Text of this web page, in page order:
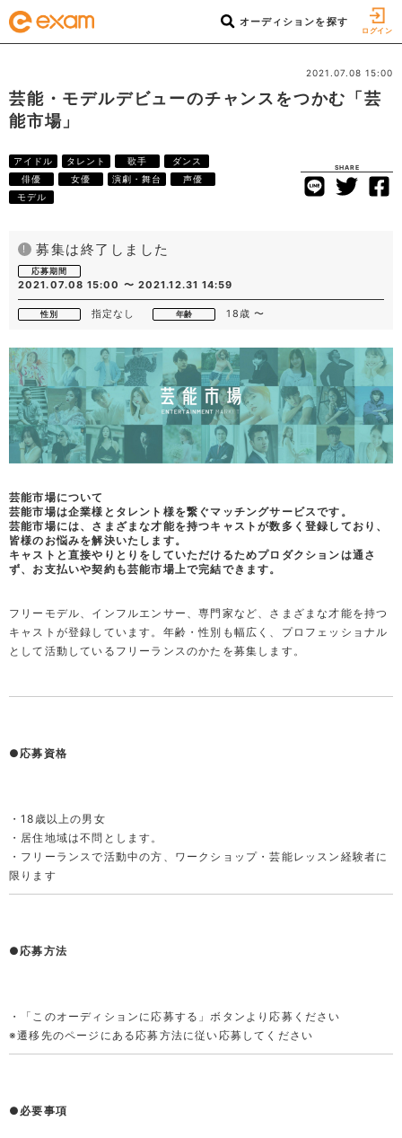
オーディションを探す
ログイン
2021.07.08 15:00
芸能・モデルデビューのチャンスをつかむ「芸
能市場」
アイドル タレント 歌手
ダンス
俳優
女優 演劇・舞台
声優
モデル
SHARE
! 募集は終了しました
応募期間
2021.07.08 15:00 〜 2021.12.31 14:59
性別 指定なし 年齢 18歳 〜
芸能市場について
芸能市場は企業様とタレント様を繋ぐマッチングサービスです。
芸能市場には、さまざまな才能を持つキャストが数多く登録しており、
皆様のお悩みを解決いたします。
キャストと直接やりとりをしていただけるためプロダクションは通さ
ず、お支払いや契約も芸能市場上で完結できます。
フリーモデル、インフルエンサー、専門家など、さまざまな才能を持つ
キャストが登録しています。年齢・性別も幅広く、プロフェッショナル
として活動しているフリーランスのかたを募集します。
●応募資格
・18歳以上の男女
・居住地域は不問とします。
・フリーランスで活動中の方、ワークショップ・芸能レッスン経験者に
限ります
●応募方法
・「このオーディションに応募する」ボタンより応募ください
※遷移先のページにある応募方法に従い応募してください
●必要事項